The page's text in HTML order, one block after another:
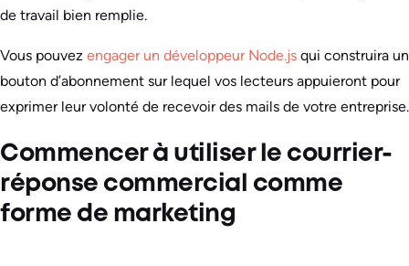
de travail bien remplie.
Vous pouvez engager un développeur Node.js qui construira un
bouton d’abonnement sur lequel vos lecteurs appuieront pour
exprimer leur volonté de recevoir des mails de votre entreprise.
Commencer à utiliser le courrier-
réponse commercial comme
forme de marketing